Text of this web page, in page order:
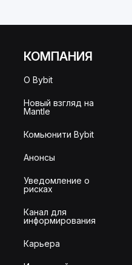
КОМПАНИЯ
О Bybit
Новый взгляд на
Mantle
Комьюнити Bybit
Анонсы
Уведомление о
рисках
Канал для
информирования
Карьера